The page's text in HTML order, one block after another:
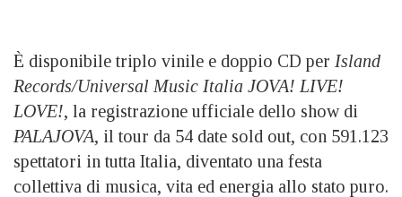
È disponibile triplo vinile e doppio CD per Island
Records/Universal Music Italia JOVA! LIVE!
LOVE!, la registrazione ufficiale dello show di
PALAJOVA, il tour da 54 date sold out, con 591.123
spettatori in tutta Italia, diventato una festa
collettiva di musica, vita ed energia allo stato puro.